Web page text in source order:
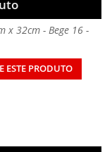
x 32cm - Bege 16 -
ESTE PRODUTO